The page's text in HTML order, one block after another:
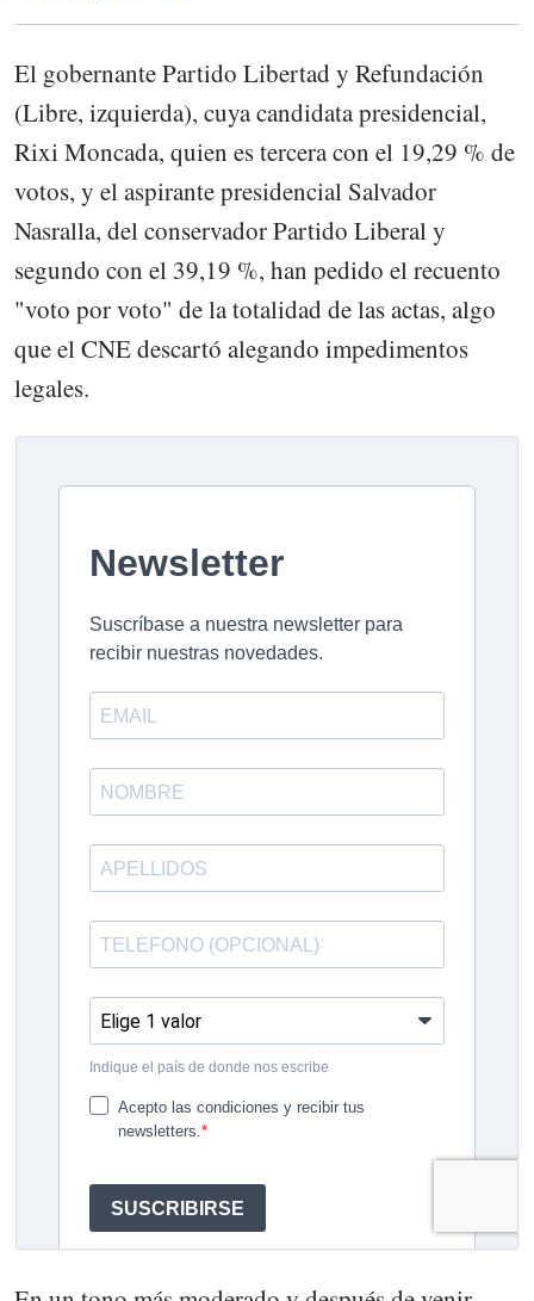
El gobernante Partido Libertad y Refundación
(Libre, izquierda), cuya candidata presidencial,
Rixi Moncada, quien es tercera con el 19,29 % de
votos, y el aspirante presidencial Salvador
Nasralla, del conservador Partido Liberal y
segundo con el 39,19 %, han pedido el recuento
"voto por voto" de la totalidad de las actas, algo
que el CNE descartó alegando impedimentos
legales.